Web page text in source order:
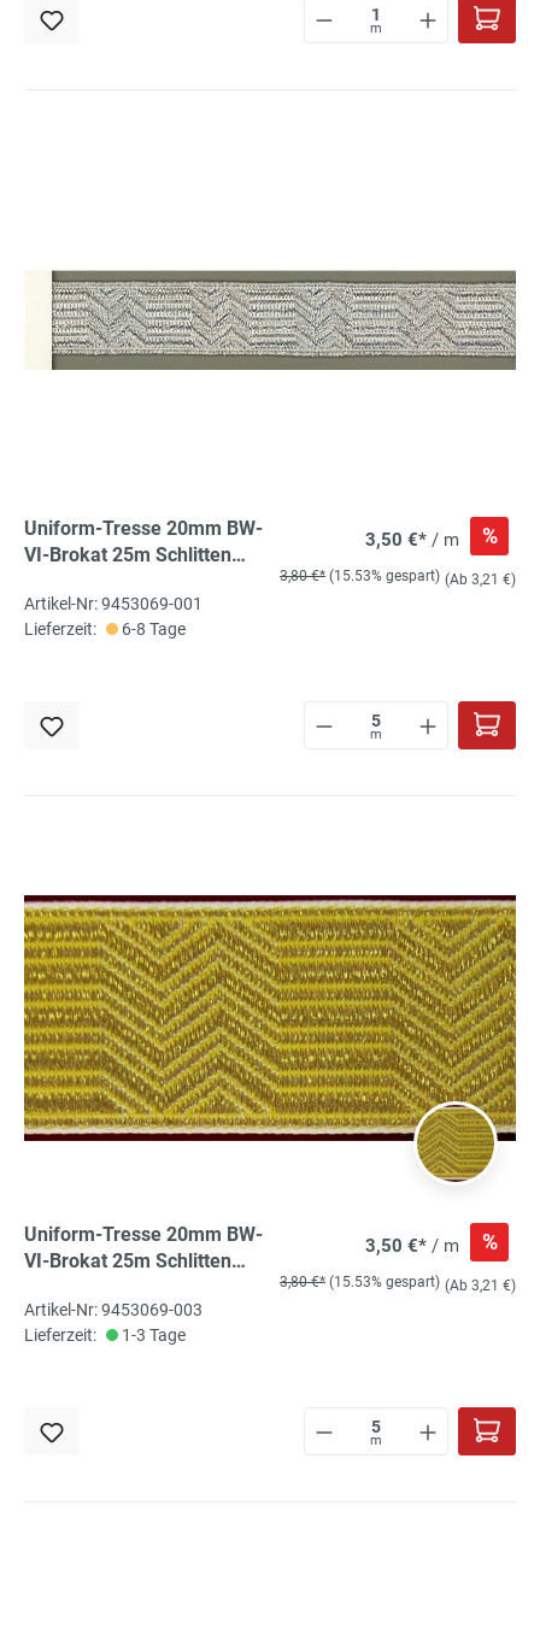
m
Uniform-Tresse 20mm BW-
VI-Brokat 25m Schlitten
3,50 €* / m %
3,80 €* (15.53% gespart) (Ab 3,21 €)
Artikel-Nr: 9453069-001
Lieferzeit:
6-8 Tage
m
Uniform-Tresse 20mm BW-
VI-Brokat 25m Schlitten
3,50 €* / m %
3,80 €* (15.53% gespart) (Ab 3,21 €)
Artikel-Nr: 9453069-003
Lieferzeit:
1-3 Tage
m